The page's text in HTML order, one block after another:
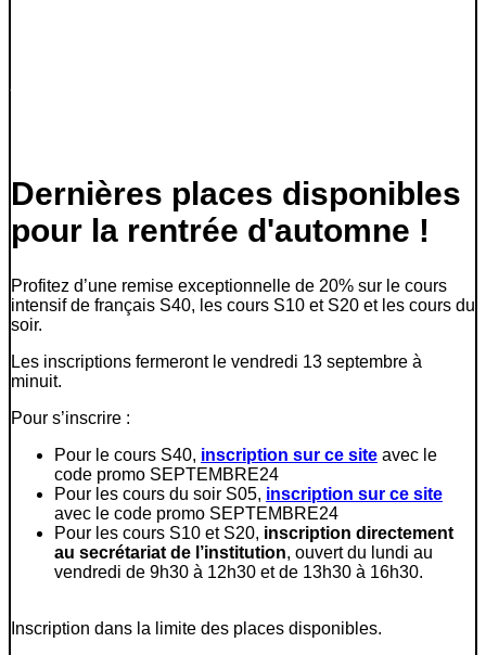
Dernières places disponibles
pour la rentrée d'automne !
Profitez d’une remise exceptionnelle de 20% sur le cours
intensif de français S40, les cours S10 et S20 et les cours du
soir.
Les inscriptions fermeront le vendredi 13 septembre à
minuit.
Pour s’inscrire :
Pour le cours S40, inscription sur ce site avec le
code promo SEPTEMBRE24
Pour les cours du soir S05, inscription sur ce site
avec le code promo SEPTEMBRE24
Pour les cours S10 et S20, inscription directement
au secrétariat de l’institution, ouvert du lundi au
vendredi de 9h30 à 12h30 et de 13h30 à 16h30.
Inscription dans la limite des places disponibles.